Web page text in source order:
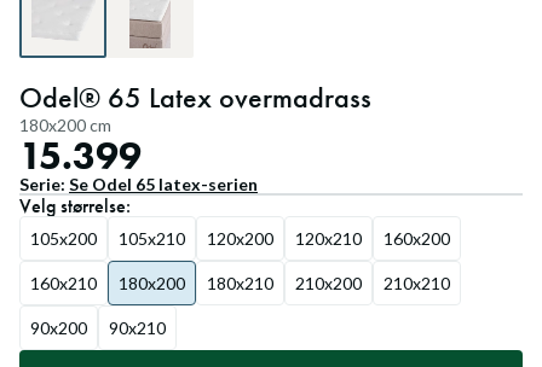
Odel® 65 Latex overmadrass
180x200 cm
15.399
Serie: Se Odel 65 latex-serien
Velgstørrelse:
105x200 105x210 120x200 120x210 160x200
160x210 180x200 180x210 210x200 210x210
90x200 90x210